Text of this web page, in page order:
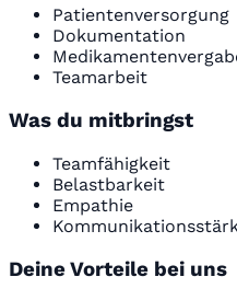
Patientenversorgung
Dokumentation
Teamarbeit
Was du mitbringst
Teamfähigkeit
Belastbarkeit
Empathie
Deine Vorteile bei uns